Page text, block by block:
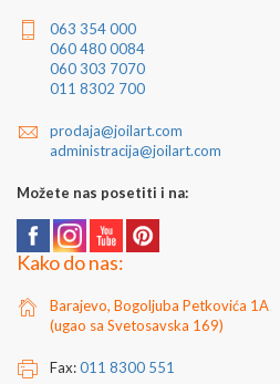
063 354 000
060 480 0084
060 303 7070
011 8302 700
prodaja@joilart.com
administracija@joilart.com
Možete nas posetiti i na:
Kako do nas:
Barajevo, Bogoljuba Petkovića 1A
(ugao sa Svetosavska 169)
Fax:011 8300 551